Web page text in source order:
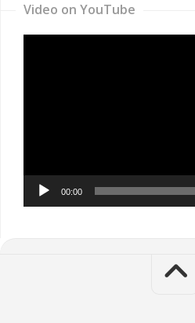
Video on YouTube
00:00